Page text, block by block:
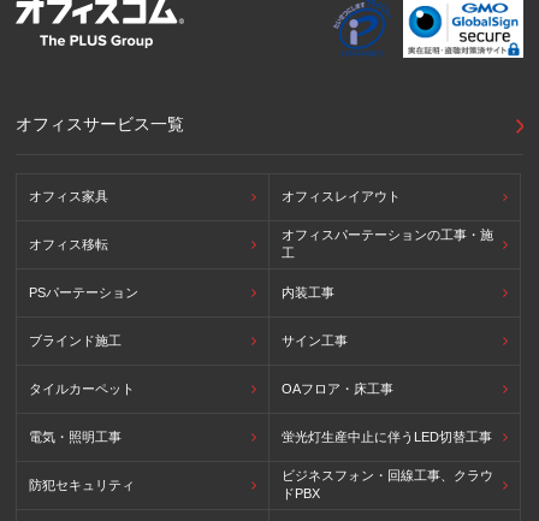
外国における個人情報の保護に関する制度等の詳細は以下を
ご確認下さい。
オフィスサービス一覧
オフィス家具 オフィスレイアウト
オフィス移転
オフィスパーテーションの工事・施
工
PSパーテーション 内装工事
ブラインド施工 サイン工事
タイルカーペット OAフロア・床工事
電気・照明工事 蛍光灯生産中止に伴うLED切替工事
防犯セキュリティ
ビジネスフォン・回線工事、クラウ
ドPBX